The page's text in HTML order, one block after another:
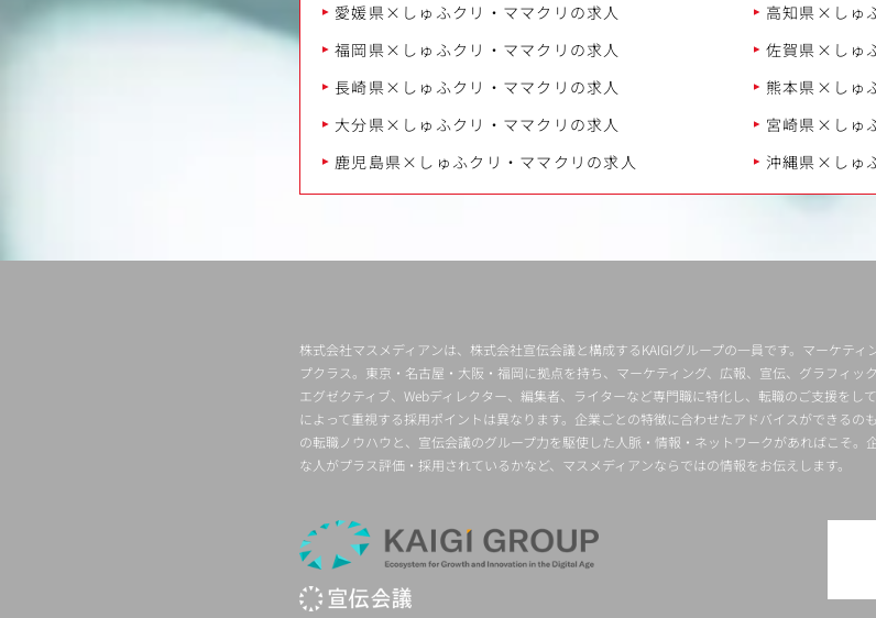
愛媛県×しゅふクリ・ママクリの求人
高知県×しゅ
福岡県×しゅふクリ・ママクリの求人
佐賀県×しゅ
長崎県×しゅふクリ・ママクリの求人
熊本県×しゅ
大分県×しゅふクリ・ママクリの求人
宮崎県×しゅ
鹿児島県×しゅふクリ・ママクリの求人
沖縄県×しゅ
株式会社マスメディアンは、株式会社宣伝会議と構成するKAIGIグループの一員です。マーケテ
プクラス。東京・名古屋・大阪・福岡に拠点を持ち、マーケティング、広報、宣伝、グラフィッ
エグゼクティブ、Webディレクター、編集者、ライターなど専門職に特化し、転職のご支援をし
によって重視する採用ポイントは異なります。企業ごとの特徴に合わせたアドバイスができる
の転職ノウハウと、宣伝会議のグループ力を駆使した人脈・情報・ネットワークがあればこそ
な人がプラス評価・採用されているかなど、マスメディアンならではの情報をお伝えします。